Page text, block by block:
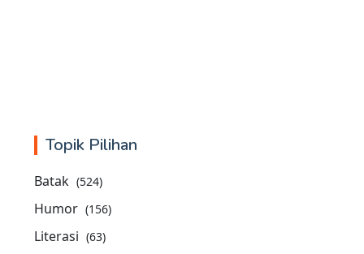
Topik Pilihan
Batak (524)
Humor (156)
Literasi (63)